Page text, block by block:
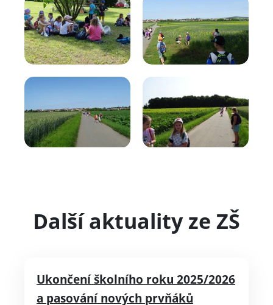
Další aktuality ze ZŠ
Ukončení školního roku 2025/2026
a pasování nových prvňáků